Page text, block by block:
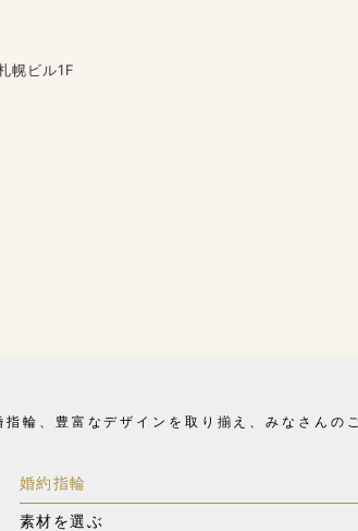
幌ビル1F
指輪、豊富なデザインを取り揃え、みなさんの
婚約指輪
素材を選ぶ